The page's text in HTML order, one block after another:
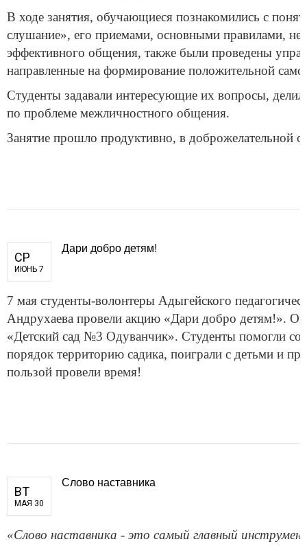
В ходе занятия, обучающиеся познакомились с
слушание», его приемами, основными правилами,
эффективного общения, также были проведены
направленные на формирование положительной
Студенты задавали интересующие их вопросы,
по проблеме межличностного общения.
Занятие прошло продуктивно, в доброжелательной
СР
ИЮНЬ 7
Дари добро детям!
7 мая студенты-волонтеры Адыгейского
Андрухаева провели акцию «Дари добро детям!».
«Детский сад №3 Одуванчик». Студенты помогли
порядок территорию садика, поиграли с детьми и
пользой провели время!
ВТ
МАЯ 30
Слово наставника
«Слово наставника - это самый главный